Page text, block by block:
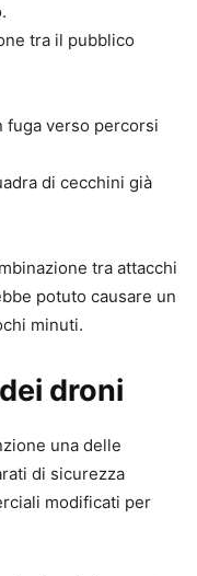
tra il pubblico
fuga verso percorsi
di cecchini già
tra attacchi
potuto causare un
minuti.
droni
una delle
di sicurezza
modificati per